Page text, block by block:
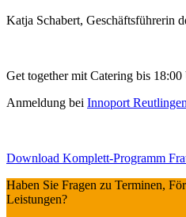
Katja Schabert, Geschäftsführerin
Get together mit Catering bis 18:00
Anmeldung bei Innoport Reutlingen
Download Komplett-Programm
Haben Sie Fragen zu Terminen,
Leistungen?